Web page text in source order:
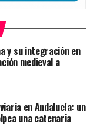
y su integración en
medieval a
en Andalucía: un
una catenaria